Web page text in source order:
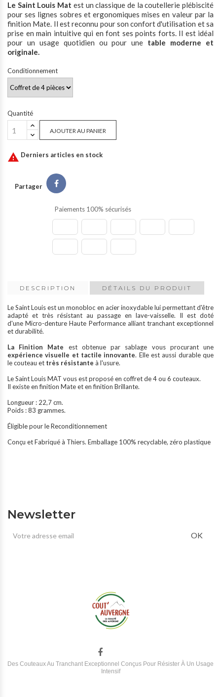
Le Saint Louis Mat est un classique de la coutellerie plébiscité
pour ses lignes sobres et ergonomiques mises en valeur par la
finition Mate. Il est reconnu pour son confort d'utilisation et sa
prise en main intuitive qui en font ses points forts. Il est idéal
pour un usage quotidien ou pour une table moderne et
originale.
Conditionnement
Quantité
AJOUTER AU PANIER
 Derniers articles en stock
Partager
Paiements 100% sécurisés
DESCRIPTION DÉTAILS DU PRODUIT
Le Saint Louis est un monobloc en acier inoxydable lui permettant d'être
adapté et très résistant au passage en lave-vaisselle. Il est doté
d'uneMicro-denture Haute Performancealliant tranchant exceptionnel
et durabilité.
La Finition Mate est obtenue par sablage vous procurant une
expérience visuelle et tactile innovante. Elle est aussi durable que
le couteau et très résistante à l'usure.
Le Saint Louis MAT vous est proposé en coffret de 4 ou 6 couteaux.
Il existe en finition Mate et en finition Brillante.
Longueur : 22,7 cm.
Poids : 83 grammes.
Éligible pour leReconditionnement
Conçu et Fabriqué à Thiers. Emballage 100% recyclable, zéro plastique
Newsletter
OK
Des Couteaux Au Tranchant Exceptionnel Conçus Pour Résister À Un Usage
Intensif